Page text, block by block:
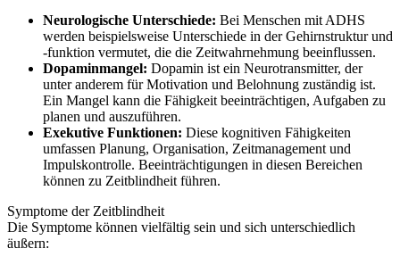
Neurologische Unterschiede: Bei Menschen mit ADHS
werden beispielsweise Unterschiede in der Gehirnstruktur und
-funktion vermutet, die die Zeitwahrnehmung beeinflussen.
Dopaminmangel: Dopamin ist ein Neurotransmitter, der
unter anderem für Motivation und Belohnung zuständig ist.
Ein Mangel kann die Fähigkeit beeinträchtigen, Aufgaben zu
planen und auszuführen.
Exekutive Funktionen: Diese kognitiven Fähigkeiten
umfassen Planung, Organisation, Zeitmanagement und
Impulskontrolle. Beeinträchtigungen in diesen Bereichen
können zu Zeitblindheit führen.
Symptome der Zeitblindheit
Die Symptome können vielfältig sein und sich unterschiedlich
äußern: